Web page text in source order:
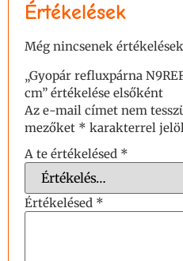
Értékelések
Még nincsenek
„Gyopár refluxpárna
cm” értékelése elsőként
Az e-mail címet nem
mezőket * karakterrel
A te értékelésed *
Értékelésed *